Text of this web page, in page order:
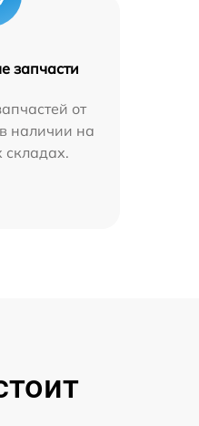
запчасти
от
наличии на
складах.